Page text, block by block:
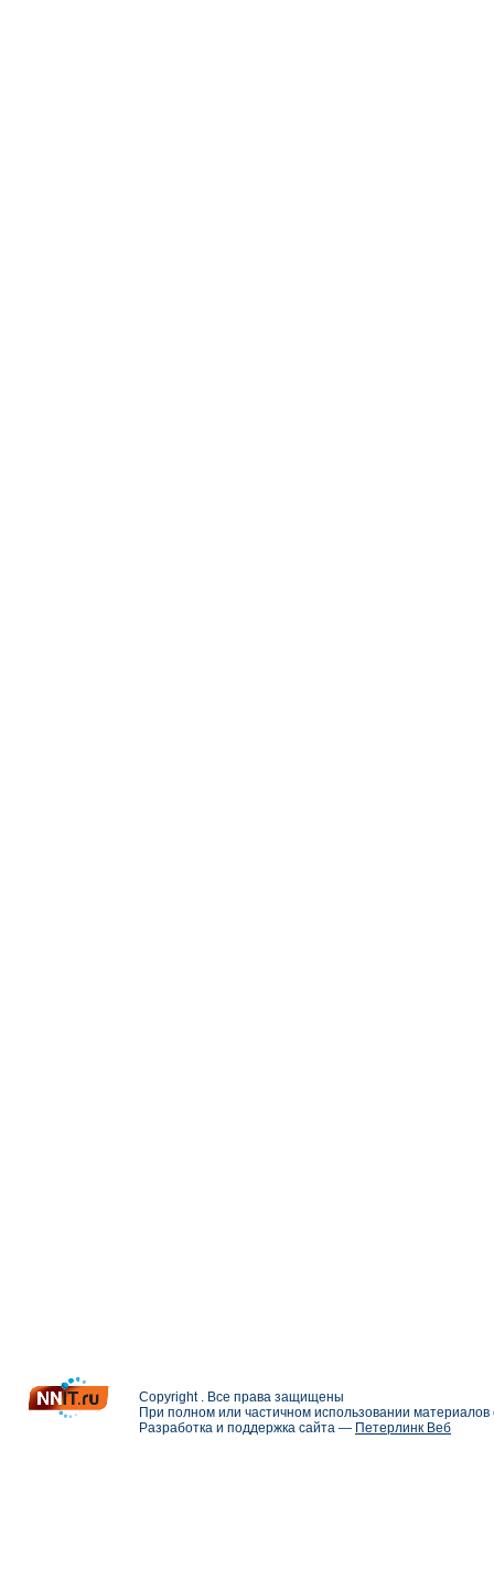
Copyright . Все права защищены
При полном или частичном использовании
Разработка и поддержка сайта — Петерлинк Веб